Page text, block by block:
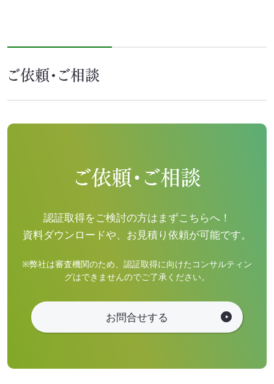
ご依頼・ご相談
ご依頼・ご相談
認証取得をご検討の方はまずこちらへ！
資料ダウンロードや、お見積り依頼が可能です。
※弊社は審査機関のため、認証取得に向けたコンサルティン
グはできませんのでご了承ください。
お問合せする